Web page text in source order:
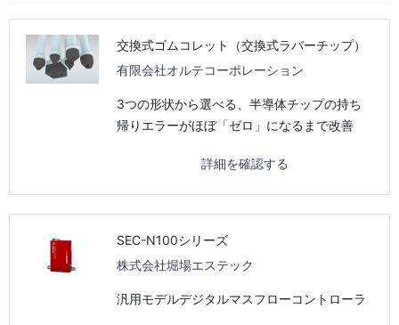
交換式ゴムコレット（交換式ラバーチップ）
有限会社オルテコーポレーション
3つの形状から選べる、半導体チップの持ち
帰りエラーがほぼ「ゼロ」になるまで改善
詳細を確認する
SEC-N100シリーズ
株式会社堀場エステック
汎用モデルデジタルマスフローコントローラ